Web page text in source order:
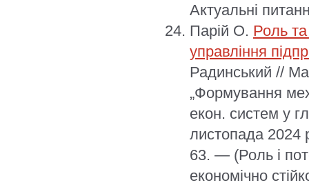
Актуальні
Парій О. Роль та
управління
Радинський //
„Формування
екон. систем у
листопада
63. — (Роль і
економічно